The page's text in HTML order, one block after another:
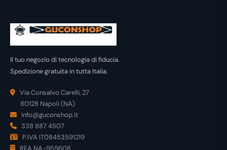
Il tuo negozio di tecnologia di fiducia.
Spedizione gratuita in tutta Italia.
Via Consalvo Carelli, 27
80128 Napoli (NA)
info@guconshop.it
338 887 4507
P.IVA IT08453591219
REA NA-959608